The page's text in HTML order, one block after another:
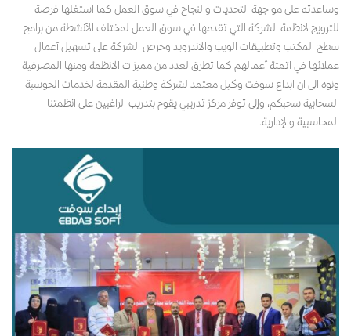
وساعدته على مواجهة التحديات والنجاح في سوق العمل كما استغلها فرصة
للترويج لانظمة الشركة التي تقدمها في سوق العمل لمختلف الأنشطة من برامج
سطح المكتب وتطبيقات الويب والاندرويد وحرص الشركة على تسهيل أعمال
عملائها في اتمتة أعمالهم كما تطرق لعدد من مميزات الانظمة ومنها المصرفية
ونوه الى ان ابداع سوفت وكيل معتمد لشركة وطنية المقدمة لخدمات الحوسبة
السحابية سحبكم، وإلى توفر مركز تدريبي يقوم بتدريب الراغبين على انظمتنا
المحاسبية والإدارية.